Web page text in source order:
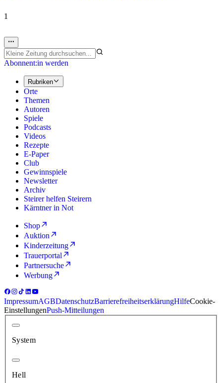
1
Abonnent:in werden
Rubriken
Orte
Themen
Autoren
Spiele
Podcasts
Videos
Rezepte
E-Paper
Club
Gewinnspiele
Newsletter
Archiv
Steirer helfen Steirern
Kärntner in Not
Shop
Auktion
Kinderzeitung
Trauerportal
Partnersuche
Werbung
ImpressumAGBDatenschutzBarrierefreiheitserklärungHilfeCookie-
EinstellungenPush-Mitteilungen
System
Hell